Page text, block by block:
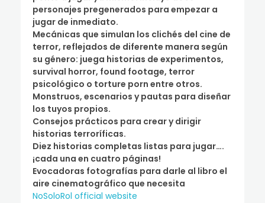
personajes pregenerados para empezar a
jugar de inmediato.
Mecánicas que simulan los clichés del cine de
terror, reflejados de diferente manera según
su género: juega historias de experimentos,
survival horror, found footage, terror
psicológico o torture porn entre otros.
Monstruos, escenarios y pautas para diseñar
los tuyos propios.
Consejos prácticos para crear y dirigir
historias terroríficas.
Diez historias completas listas para jugar….
¡cada una en cuatro páginas!
Evocadoras fotografías para darle al libro el
aire cinematográfico que necesita
NoSoloRol official website